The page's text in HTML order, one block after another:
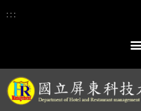
:::